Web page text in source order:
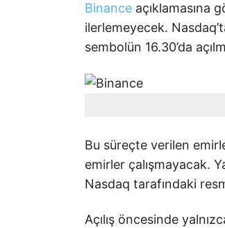
Binance açıklamasına
ilerlemeyecek.
sembolün 16.30’da
Bu süreçte verilen
emirler çalışmayacak.
Nasdaq tarafındaki
Açılış öncesinde